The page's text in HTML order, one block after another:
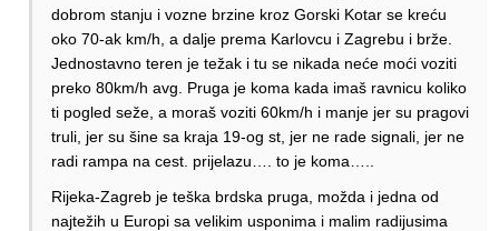
dobrom stanju i vozne brzine kroz Gorski Kotar se kreću
oko 70-ak km/h, a dalje prema Karlovcu i Zagrebu i brže.
Jednostavno teren je težak i tu se nikada neće moći voziti
preko 80km/h avg. Pruga je koma kada imaš ravnicu koliko
ti pogled seže, a moraš voziti 60km/h i manje jer su pragovi
truli, jer su šine sa kraja 19-og st, jer ne rade signali, jer ne
radi rampa na cest. prijelazu…. to je koma…..
Rijeka-Zagreb je teška brdska pruga, možda i jedna od
najtežih u Europi sa velikim usponima i malim radijusima